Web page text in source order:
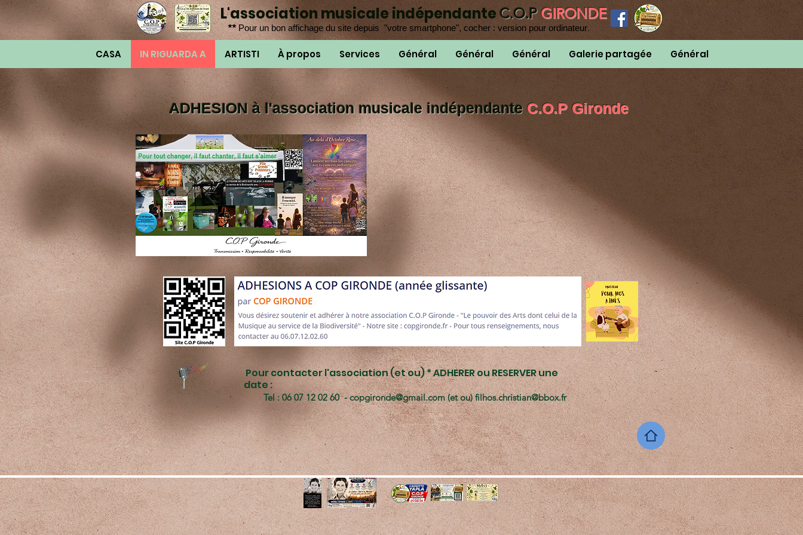
L'association musicale indépendante C.O.PGIRONDE
** Pour un bon affichage du site depuis "votre smartphone", cocher : version pour ordinateur.
CASA IN RIGUARDA A ARTISTI À propos Services Général Général Général Galerie partagée Général
ADHESION à l'association musicale indépendante C.O.P Gironde
Pour contacter l'association (et ou) * ADHERER ou RESERVER une
date :
Tel : 06 07 12 02 60 -copgironde@gmail.com(et ou)filhos.christian@bbox.fr